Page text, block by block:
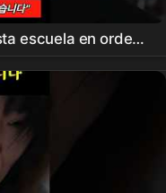
escuela en orden!
#shorts